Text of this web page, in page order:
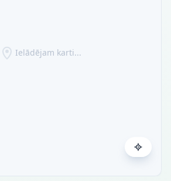
Ielādējam karti...